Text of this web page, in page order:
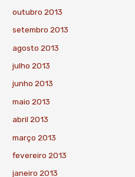
outubro 2013
setembro 2013
agosto 2013
julho 2013
junho 2013
maio 2013
abril 2013
março 2013
fevereiro 2013
janeiro 2013